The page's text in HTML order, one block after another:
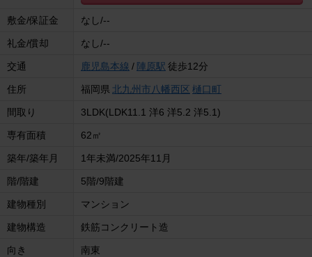
敷金/保証金 なし/--
礼金/償却 なし/--
交通 鹿児島本線 / 陣原駅 徒歩12分
住所 福岡県 北九州市八幡西区 樋口町
間取り 3LDK(LDK11.1 洋6 洋5.2 洋5.1)
専有面積 62㎡
築年/築年月 1年未満/2025年11月
階/階建 5階/9階建
建物種別 マンション
建物構造 鉄筋コンクリート造
向き 南東